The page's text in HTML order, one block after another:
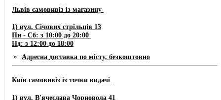
Львів самовивіз із магазину
​1) ​​​вул. Січових стрільців 13
Пн - Сб: з 10:00 до 20:00
Нд: з 12:00 до 18:00
Адресна доставка по місту, безкоштовно
Київ самовивіз із точки видачі
1) вул. В'ячеслава Чорновола 41